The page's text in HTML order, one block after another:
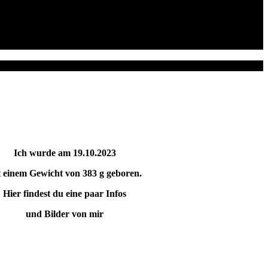
Ich wurde am 19.10.2023
einem Gewicht von 383 g geboren.
Hier findest du eine paar Infos
und Bilder von mir